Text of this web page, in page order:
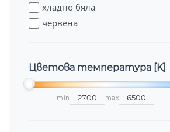
хладно бяла
червена
Цветова температура [K]
min max